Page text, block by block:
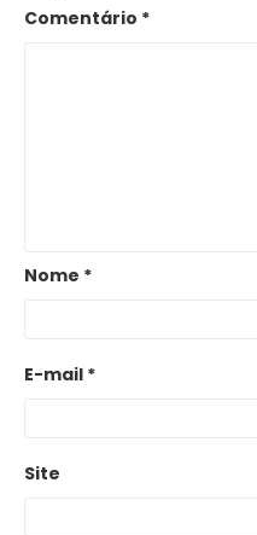
Comentário *
Nome *
E-mail *
Site